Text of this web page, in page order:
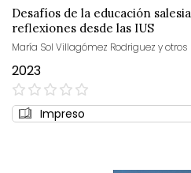
Desafíos de la educación
reflexiones desde las IUS
María Sol Villagómez Rodriguez y otros
2023
0%
Impreso